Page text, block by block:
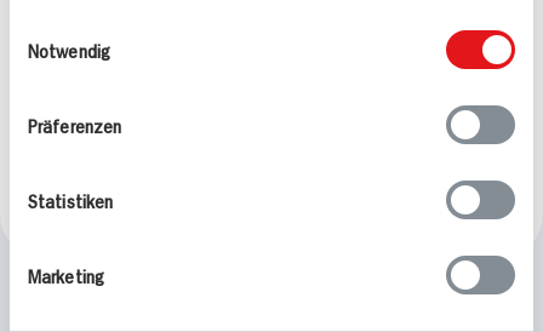
bereitgestellt haben oder die sie im Rahmen
Notwendig
Präferenzen
Statistiken
Marketing
Taleggio und
60 min